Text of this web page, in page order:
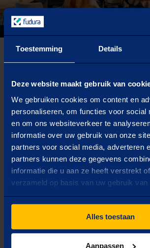
Toestemming Details
Deze website maakt gebruik van
We gebruiken cookies om content en
personaliseren, om functies voor social
en om ons websiteverkeer te
informatie over uw gebruik van onze
partners voor social media, adverteren
partners kunnen deze gegevens
informatie die u aan ze heeft verstrekt
verzameld op basis van uw gebruik
Alles toestaan
Aanpassen
Home Evenement
Evenement
Bedankt! We hebben je
orde ontvangen. Je ontvangt
bevestiging per e-mail. In
event sturen we je meer
binnenkort!
De verandering voor in energie
Adviesgesprek